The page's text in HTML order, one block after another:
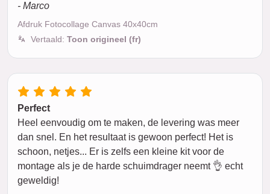
- Marco
Afdruk Fotocollage Canvas 40x40cm
Vertaald: Toon origineel (fr)
Perfect
Heel eenvoudig om te maken, de levering was meer
dan snel. En het resultaat is gewoon perfect! Het is
schoon, netjes... Er is zelfs een kleine kit voor de
montage als je de harde schuimdrager neemt 👌 echt
geweldig!